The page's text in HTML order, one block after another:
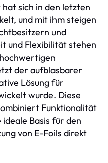
sich in den letzten
und mit ihm steigen
und
und Flexibilität stehen
der aufblasbarer
Lösung für
wurde. Diese
Funktionalität
Basis für den
von E-Foils direkt